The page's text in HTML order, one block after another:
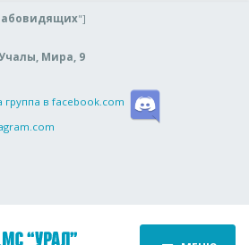
"]
Учалы, Мира, 9